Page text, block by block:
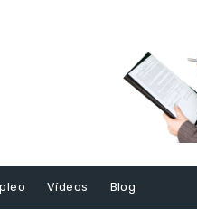
Vídeos Blog